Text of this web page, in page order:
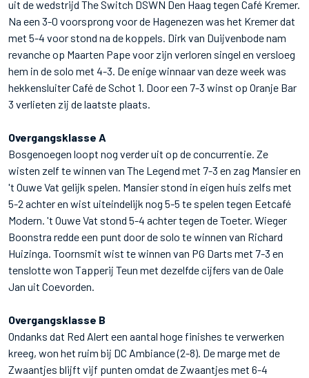
uit de wedstrijd The Switch DSWN Den Haag tegen Café Kremer.
Na een 3-0 voorsprong voor de Hagenezen was het Kremer dat
met 5-4 voor stond na de koppels. Dirk van Duijvenbode nam
revanche op Maarten Pape voor zijn verloren singel en versloeg
hem in de solo met 4-3. De enige winnaar van deze week was
hekkensluiter Café de Schot 1. Door een 7-3 winst op Oranje Bar
3 verlieten zij de laatste plaats.
Overgangsklasse A
Bosgenoegen loopt nog verder uit op de concurrentie. Ze
wisten zelf te winnen van The Legend met 7-3 en zag Mansier en
't Ouwe Vat gelijk spelen. Mansier stond in eigen huis zelfs met
5-2 achter en wist uiteindelijk nog 5-5 te spelen tegen Eetcafé
Modern. 't Ouwe Vat stond 5-4 achter tegen de Toeter. Wieger
Boonstra redde een punt door de solo te winnen van Richard
Huizinga. Toornsmit wist te winnen van PG Darts met 7-3 en
tenslotte won Tapperij Teun met dezelfde cijfers van de Oale
Jan uit Coevorden.
Overgangsklasse B
Ondanks dat Red Alert een aantal hoge finishes te verwerken
kreeg, won het ruim bij DC Ambiance (2-8). De marge met de
Zwaantjes blijft vijf punten omdat de Zwaantjes met 6-4